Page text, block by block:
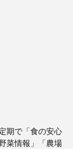
期で「食の安心
菜情報」「農場